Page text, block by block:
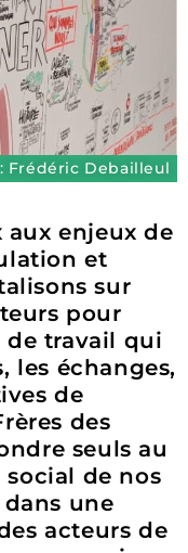
Frédéric Debailleul
enjeux de
et
sur
pour
de travail qui
les échanges,
de
des
seuls au
social de nos
une
acteurs de